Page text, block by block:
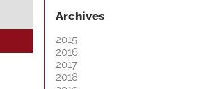
Archives
2015
2016
2017
2018